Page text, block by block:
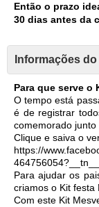
Então o prazo
30 dias antes da
Informações
Para que serve o
O tempo está
é de registrar
comemorado
https://
Para ajudar os
criamos o Kit festa
Com este Kit